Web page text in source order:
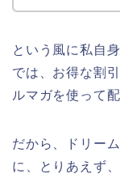
という風に私自
では、お得な割
ルマガを使って
だから、ドリー
に、とりあえず